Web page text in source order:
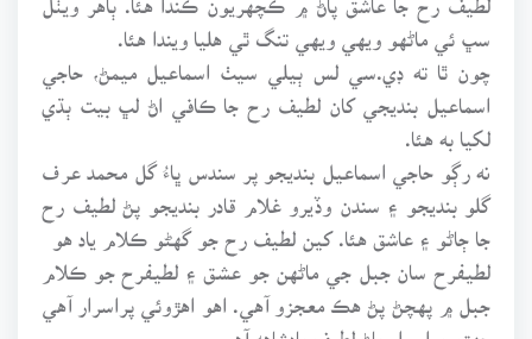
سڀ ئي ماڻهو ويهي ويهي تنگ ٿي هليا ويندا هئا.
چون ٿا ته ڊي.سي لس ٻيلي سيٺ اسماعيل ميمڻ، حاجي
اسماعيل بنديجي کان لطيف رح جا ڪافي اڻ لڀ بيت ٻڌي
لکيا به هئا.
نه رڳو حاجي اسماعيل بنديجو پر سندس ڀاءُ گل محمد عرف
گلو بنديجو ۽ سندن وڏيرو غلام قادر بنديجو پڻ لطيف رح
جا ڄاڻو ۽ عاشق هئا. کين لطيف رح جو گهڻو ڪلام ياد هو
لطيفرح سان جبل جي ماڻهن جو عشق ۽ لطيفرح جو ڪلام
جبل ۾ پهچڻ پڻ هڪ معجزو آهي. اهو اهڙوئي پراسرار آهي
جهڙو پراسرار پاڻ لطيف بادشاهه آهي.